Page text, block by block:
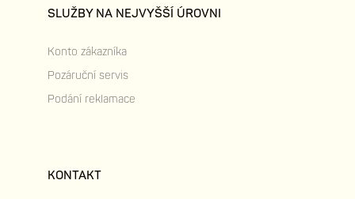
SLUŽBY NA NEJVYŠŠÍ ÚROVNI
Konto zákazníka
Pozáruční servis
Podání reklamace
KONTAKT